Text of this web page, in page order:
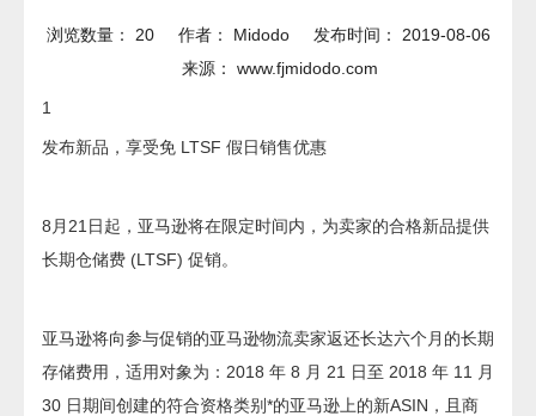
浏览数量： 20作者： Midodo 发布时间： 2019-08-06
来源： www.fjmidodo.com
1
发布新品，享受免 LTSF 假日销售优惠
8月21日起，亚马逊将在限定时间内，为卖家的合格新品提供
长期仓储费 (LTSF) 促销。
亚马逊将向参与促销的亚马逊物流卖家返还长达六个月的长期
存储费用，适用对象为：2018 年 8 月 21 日至 2018 年 11 月
30 日期间创建的符合资格类别*的亚马逊上的新ASIN，且商